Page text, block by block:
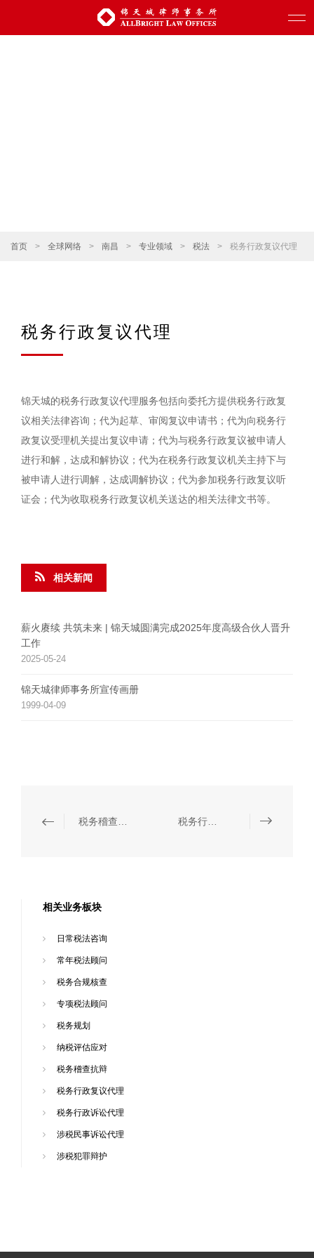
首页 > 全球网络 > 南昌 > 专业领域 > 税法 > 税务行政复议代理
税务行政复议代理
锦天城的税务行政复议代理服务包括向委托方提供税务行政复
议相关法律咨询；代为起草、审阅复议申请书；代为向税务行
政复议受理机关提出复议申请；代为与税务行政复议被申请人
进行和解，达成和解协议；代为在税务行政复议机关主持下与
被申请人进行调解，达成调解协议；代为参加税务行政复议听
证会；代为收取税务行政复议机关送达的相关法律文书等。
相关新闻
薪火赓续 共筑未来 | 锦天城圆满完成2025年度高级合伙人晋升
工作
2025-05-24
锦天城律师事务所宣传画册
1999-04-09
相关业务板块
日常税法咨询
常年税法顾问
税务合规核查
专项税法顾问
税务规划
纳税评估应对
税务稽查抗辩
税务行政复议代理
税务行政诉讼代理
涉税民事诉讼代理
涉税犯罪辩护